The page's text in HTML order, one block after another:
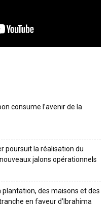
consume l’avenir de la
poursuit la réalisation du
jalons opérationnels
plantation, des maisons et des
en faveur d’Ibrahima